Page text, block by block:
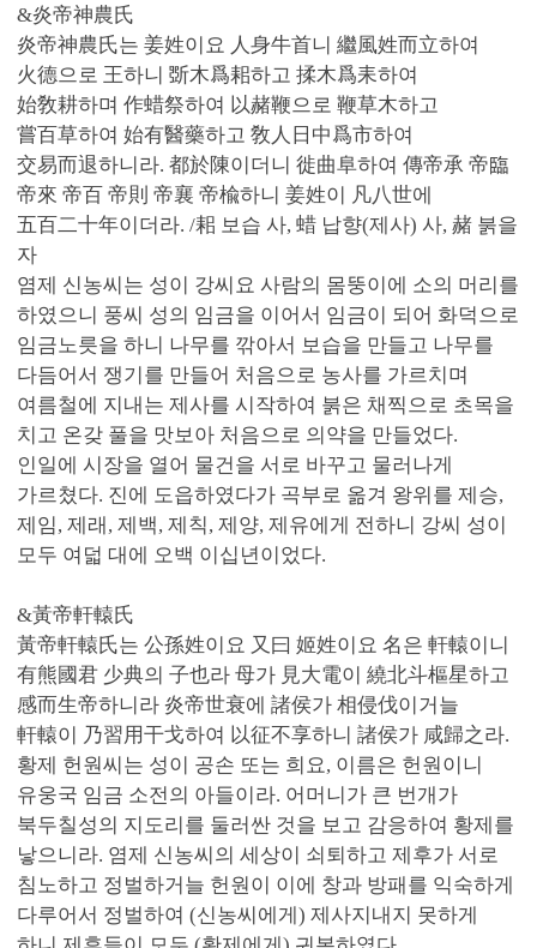
&炎帝神農氏
炎帝神農氏는 姜姓이요 人身牛首니 繼風姓而立하여
火德으로 王하니 斲木爲耜하고 揉木爲耒하여
始敎耕하며 作蜡祭하여 以赭鞭으로 鞭草木하고
嘗百草하여 始有醫藥하고 敎人日中爲市하여
交易而退하니라. 都於陳이더니 徙曲阜하여 傳帝承 帝臨
帝來 帝百 帝則 帝襄 帝楡하니 姜姓이 凡八世에
五百二十年이더라. /耜 보습 사, 蜡 납향(제사) 사, 赭 붉을
자
염제 신농씨는 성이 강씨요 사람의 몸뚱이에 소의 머리를
하였으니 풍씨 성의 임금을 이어서 임금이 되어 화덕으로
임금노릇을 하니 나무를 깎아서 보습을 만들고 나무를
다듬어서 쟁기를 만들어 처음으로 농사를 가르치며
여름철에 지내는 제사를 시작하여 붉은 채찍으로 초목을
치고 온갖 풀을 맛보아 처음으로 의약을 만들었다.
인일에 시장을 열어 물건을 서로 바꾸고 물러나게
가르쳤다. 진에 도읍하였다가 곡부로 옮겨 왕위를 제승,
제임, 제래, 제백, 제칙, 제양, 제유에게 전하니 강씨 성이
모두 여덟 대에 오백 이십년이었다.
&黃帝軒轅氏
黃帝軒轅氏는 公孫姓이요 又曰 姬姓이요 名은 軒轅이니
有熊國君 少典의 子也라 母가 見大電이 繞北斗樞星하고
感而生帝하니라 炎帝世衰에 諸侯가 相侵伐이거늘
軒轅이 乃習用干戈하여 以征不享하니 諸侯가 咸歸之라.
황제 헌원씨는 성이 공손 또는 희요, 이름은 헌원이니
유웅국 임금 소전의 아들이라. 어머니가 큰 번개가
북두칠성의 지도리를 둘러싼 것을 보고 감응하여 황제를
낳으니라. 염제 신농씨의 세상이 쇠퇴하고 제후가 서로
침노하고 정벌하거늘 헌원이 이에 창과 방패를 익숙하게
다루어서 정벌하여 (신농씨에게) 제사지내지 못하게